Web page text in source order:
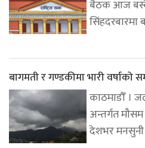
बैठक आज
सिंहदरबारमा
बागमती र गण्डकीमा भारी वर्षाको
काठमाडौँ ।
अन्तर्गत
देशभर